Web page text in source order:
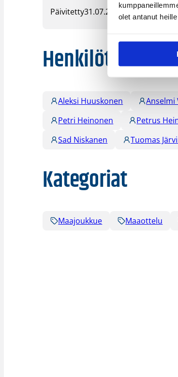
olet antanut
Päivitetty31.07.2004
Henkilöt
Aleksi Huuskonen Anselmi
Petri Heinonen
Petrus
Sad Niskanen
Tuomas
Kategoriat
Maajoukkue Maaottelu